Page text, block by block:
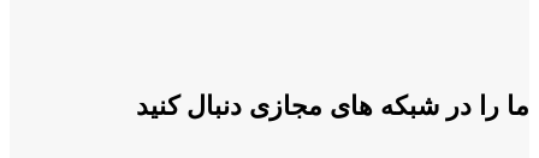
ما را در شبکه های مجازی دنبال کنید